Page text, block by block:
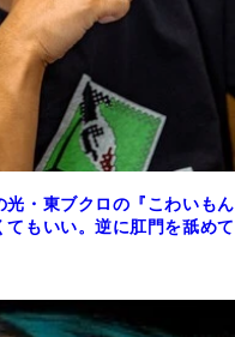
光・東ブクロの『こわいもん
もいい。逆に肛門を舐めて